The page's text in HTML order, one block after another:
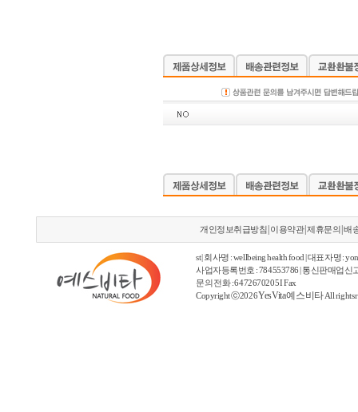
개인정보취급방침 이용약관|제휴문의 |배
st | 회사명 : wellbeing health food | 대표자명 :
사업자등록번호 : 784553786 | 통신판매업신
문의 전화 : 6472670205 I Fax
Copyright ⓒ2026YesVita 예스비타All rights